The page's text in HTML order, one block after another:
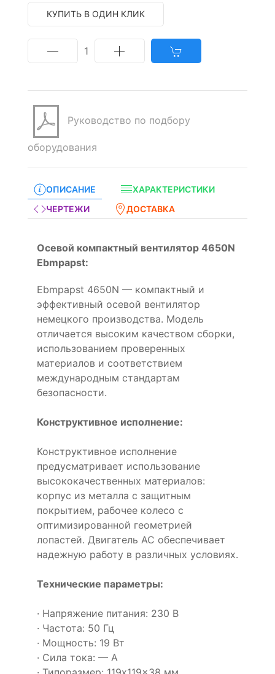
КУПИТЬ В ОДИН КЛИК
1
Руководство по подбору
оборудования
ОПИСАНИЕ
ХАРАКТЕРИСТИКИ
ЧЕРТЕЖИ
ДОСТАВКА
Осевой компактный вентилятор 4650N
Ebmpapst:
Ebmpapst 4650N — компактный и
эффективный осевой вентилятор
немецкого производства. Модель
отличается высоким качеством сборки,
использованием проверенных
материалов и соответствием
международным стандартам
безопасности.
Конструктивное исполнение:
Конструктивное исполнение
предусматривает использование
высококачественных материалов:
корпус из металла с защитным
покрытием, рабочее колесо с
оптимизированной геометрией
лопастей. Двигатель AC обеспечивает
надежную работу в различных условиях.
Технические параметры:
· Напряжение питания: 230 В
· Частота: 50 Гц
· Мощность: 19 Вт
· Сила тока: — А